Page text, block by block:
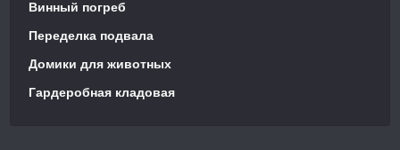
Винный погреб
Переделка подвала
Домики для животных
Гардеробная кладовая